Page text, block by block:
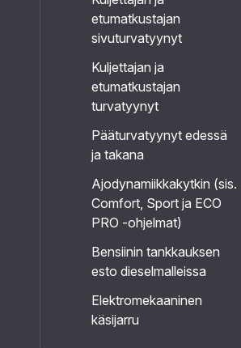
etumatkustajan
sivuturvatyynyt
Kuljettajan ja
etumatkustajan
turvatyynyt
Pääturvatyynyt edessä
ja takana
Ajodynamiikkakytkin (sis.
Comfort, Sport ja ECO
PRO -ohjelmat)
Bensiinin tankkauksen
esto dieselmalleissa
Elektromekaaninen
käsijarru